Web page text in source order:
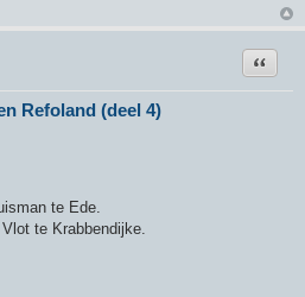
Refoland (deel 4)
Citeer
te Ede.
te Krabbendijke.